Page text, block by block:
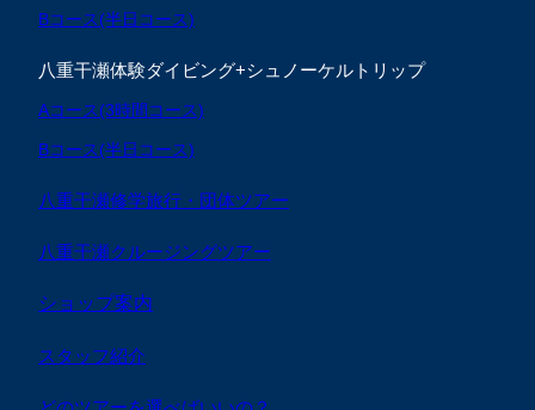
Bコース(半日コース)
八重干瀬体験ダイビング+シュノーケルトリップ
Aコース(3時間コース)
Bコース(半日コース)
八重干瀬修学旅行・団体ツアー
八重干瀬クルージングツアー
ショップ案内
スタッフ紹介